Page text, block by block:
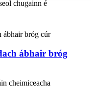
chugainn é
ábhair bróg